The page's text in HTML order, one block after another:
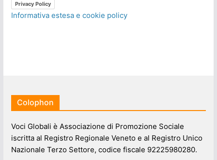
Privacy Policy
Informativa estesa e cookie policy
Colophon
Voci Globali è Associazione di Promozione Sociale
iscritta al Registro Regionale Veneto e al Registro Unico
Nazionale Terzo Settore, codice fiscale 92225980280.